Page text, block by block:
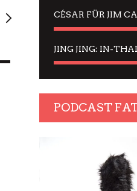
PODCAST